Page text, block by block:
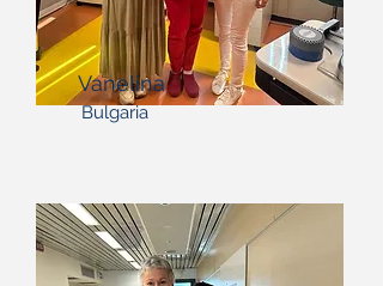
Vanelina
Bulgaria